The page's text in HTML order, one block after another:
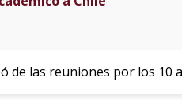
las reuniones por los 10